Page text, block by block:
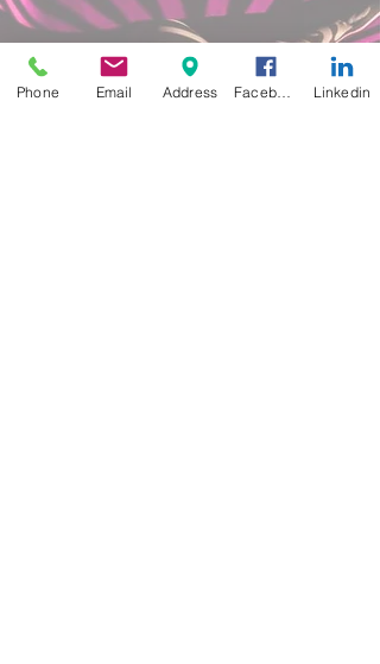
Séance de Nu
Phone Email Address Linkedin